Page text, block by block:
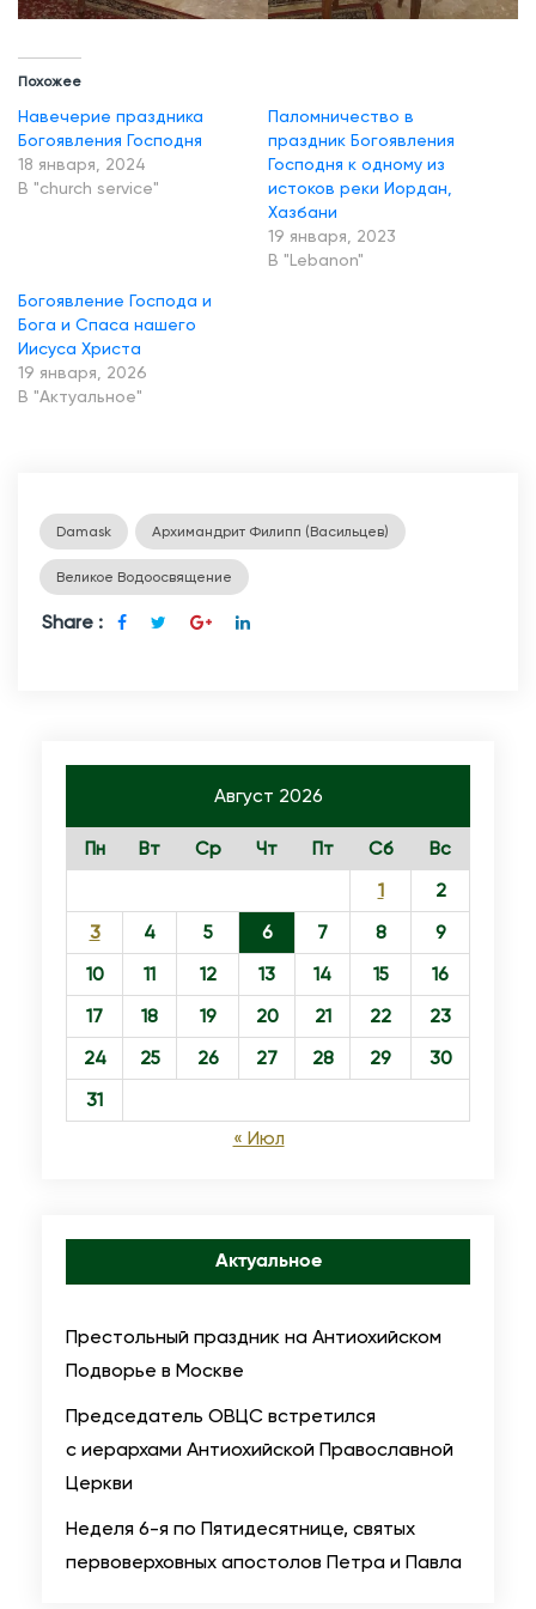
п
з
д
Б
л
е
н
я
Похожее
Навечерие праздника
Богоявления Господня
18 января, 2024
В "church service"
Паломничество в
праздник Богоявления
Господня к одному из
истоков реки Иордан,
Хазбани
19 января, 2023
В "Lebanon"
Богоявление Господа и
Бога и Спаса нашего
Иисуса Христа
19 января, 2026
В "Актуальное"
Damask Архимандрит Филипп (Васильцев)
Великое Водоосвящение
Share :
Август 2026
Пн Вт Ср Чт Пт Сб
Вс
1
2
3
4 5 6 7 8
9
10
11 12 13 14 15
16
17
18 19 20 21 22
23
24
25 26 27 28 29
30
31
« Июл
Актуальное
Престольный праздник на Антиохийском
Подворье в Москве
Председатель ОВЦС встретился
с иерархами Антиохийской Православной
Церкви
Неделя 6-я по Пятидесятнице, святых
первоверховных апостолов Петра и Павла